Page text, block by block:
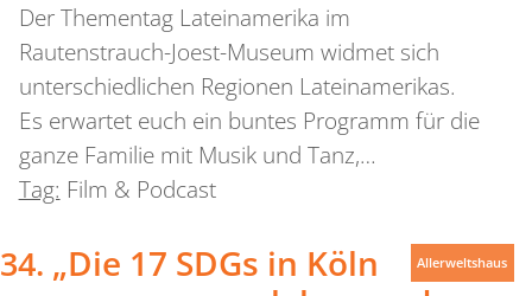
Der Thementag Lateinamerika im
Rautenstrauch-Joest-Museum widmet sich
unterschiedlichen Regionen Lateinamerikas.
Es erwartet euch ein buntes Programm für die
ganze Familie mit Musik und Tanz,…
Tag: Film & Podcast
„Die 17 SDGs in Köln
Allerweltshaus